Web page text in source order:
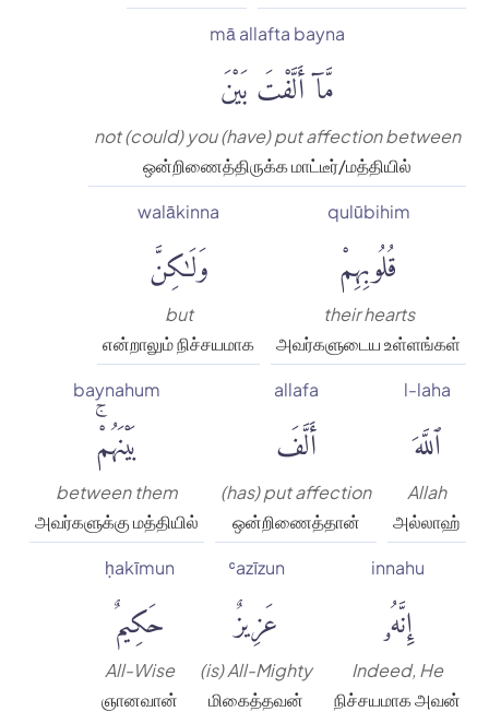
mā allafta bayna
مَّآ أَلَّفْتَ بَيْنَ
not (could) you (have) put affection between
ஒன்றிணைத்திருக்க மாட்டீர்/மத்தியில்
qulūbihim
قُلُوبِهِمْ
their hearts
அவர்களுடைய உள்ளங்கள்
walākinna
وَلَٰكِنَّ
but
என்றாலும் நிச்சயமாக
l-laha
ٱللَّهَ
Allah
அல்லாஹ்
allafa
أَلَّفَ
(has) put affection
ஒன்றிணைத்தான்
baynahum
بَيْنَهُمْۚ
between them
அவர்களுக்கு மத்தியில்
innahu
إِنَّهُۥ
Indeed, He
நிச்சயமாக அவன்
ʿazīzun
عَزِيزٌ
(is) All-Mighty
மிகைத்தவன்
ḥakīmun
حَكِيمٌ
All-Wise
ஞானவான்